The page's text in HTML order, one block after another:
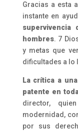
Gracias a esta
instante en
hombres. 7
y metas que
dificultades a lo
La crítica a
patente en
director,
modernidad,
por sus